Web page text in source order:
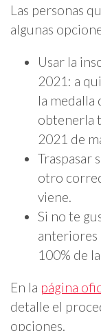
Las personas
algunas
Usar la
2021: a
la medalla
obtenerla
2021 de
Traspasar
otro
viene.
Si no te
anteriores
100% de
En la página
detalle el
opciones.